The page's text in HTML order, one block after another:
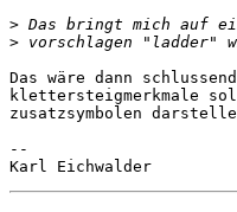
>
>
Das wäre dann
klettersteigmerkmale
zusatzsymbolen
--